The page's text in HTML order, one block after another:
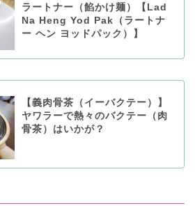
ラートナー（餡かけ麺）【Lad
Na Heng Yod Pak（ラートナ
ー ヘン ヨッドパック）】
【義肉骨茶（イーバクテー）】
ヤワラーで熱々のバクテー（肉
骨茶）はいかが？